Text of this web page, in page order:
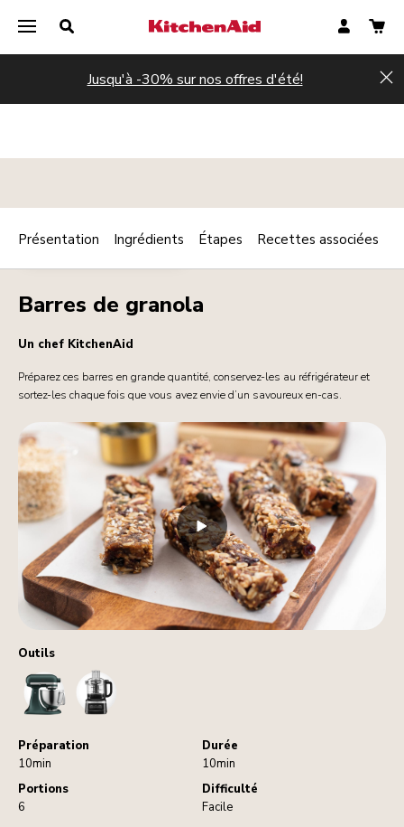
Jusqu'à -30% sur nos offres d'été!
Outils
StandMixerFoodProcessor
Préparation
10min
Durée
10min
Portions
6
Difficulté
Facile
PETIT DÉJEUNER / BRUNCH Print
Barres de granola
Un chef KitchenAid
Préparez ces barres en grande quantité, conservez-les au réfrigérateur et
sortez-les chaque fois que vous avez envie d’un savoureux en-cas.
Présentation Ingrédients Étapes Recettes associées